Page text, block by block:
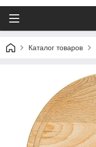
Каталог товаров